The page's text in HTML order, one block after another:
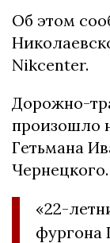
Об этом
Nikcenter.
Дорожно-
произошло
Гетьмана
Чернецкого.
«22-
фургона